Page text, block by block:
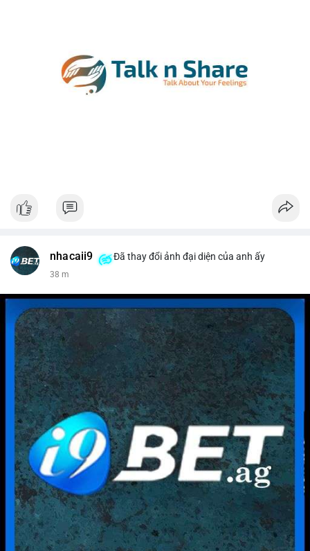
nhacaii9 Đã thay đổi ảnh đại diện của anh ấy
38 m